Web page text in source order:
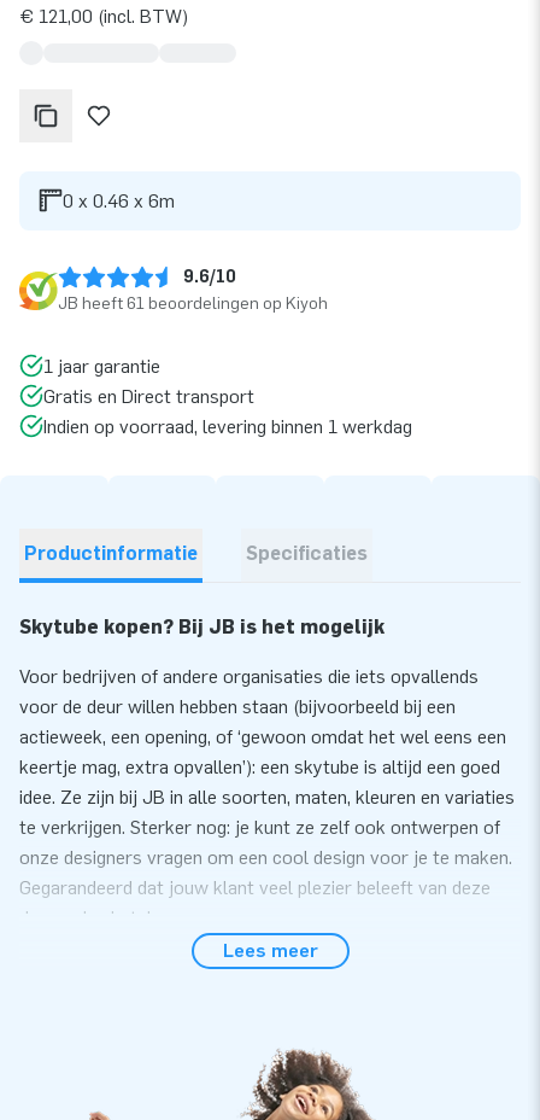
€ 121,00 (incl. BTW)
0 x 0.46 x 6m
9.6/10
JB heeft 61 beoordelingen op Kiyoh
1 jaar garantie
Gratis en Direct transport
Indien op voorraad, levering binnen 1 werkdag
Productinformatie Specificaties
Skytube kopen? Bij JB is het mogelijk
Voor bedrijven of andere organisaties die iets opvallends
voor de deur willen hebben staan (bijvoorbeeld bij een
actieweek, een opening, of ‘gewoon omdat het wel eens een
keertje mag, extra opvallen’): een skytube is altijd een goed
idee. Ze zijn bij JB in alle soorten, maten, kleuren en variaties
te verkrijgen. Sterker nog: je kunt ze zelf ook ontwerpen of
onze designers vragen om een cool design voor je te maken.
Gegarandeerd dat jouw klant veel plezier beleeft van deze
dansende skytubes.
skydancer blower (diameter 45 cm), deze
van 290 euro excl. BTW kun je los
bijbestellen.
Lees meer